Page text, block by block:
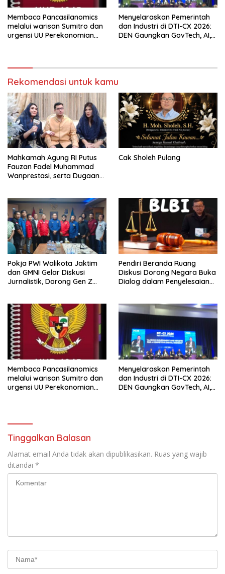
Membaca Pancasilanomics
melalui warisan Sumitro dan
urgensi UU Perekonomian
Menyelaraskan Pemerintah
dan Industri di DTI-CX 2026:
DEN Gaungkan GovTech, AI,
Rekomendasi untuk kamu
Mahkamah Agung RI Putus
Fauzan Fadel Muhammad
Wanprestasi, serta Dugaan
Cak Sholeh Pulang
Pokja PWI Walikota Jaktim
dan GMNI Gelar Diskusi
Jurnalistik, Dorong Gen Z
Pendiri Beranda Ruang
Diskusi Dorong Negara Buka
Dialog dalam Penyelesaian
Membaca Pancasilanomics
melalui warisan Sumitro dan
urgensi UU Perekonomian
Menyelaraskan Pemerintah
dan Industri di DTI-CX 2026:
DEN Gaungkan GovTech, AI,
Tinggalkan Balasan
Alamat email Anda tidak akan dipublikasikan. Ruas yang wajib
ditandai *